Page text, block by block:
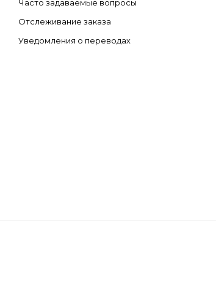
Часто задаваемые вопросы
Отслеживание заказа
Уведомления о переводах